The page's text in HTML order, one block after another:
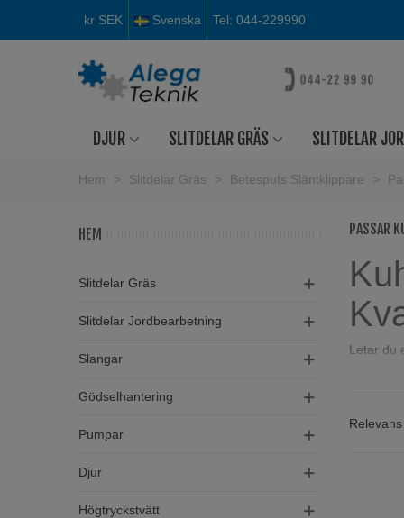
kr SEK Svenska Tel: 044-229990
DJUR SLITDELAR GRÄS SLITDELAR
Hem > Slitdelar Gräs > Betesputs Släntklippare >
HEM
Slitdelar Gräs
Slitdelar Jordbearbetning
Slangar
Gödselhantering
Pumpar
Djur
Högtryckstvätt
PASSAR
Letar du
Relevans